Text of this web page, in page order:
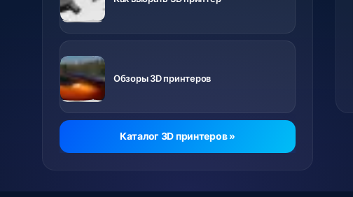
Обзоры 3D принтеров
Ролики о
разных
принтерах
Каталог 3D принтеров »